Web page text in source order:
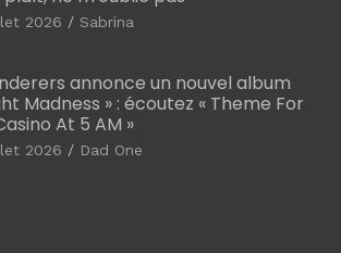
2026 Sabrina
annonce un nouvel album
Madness » : écoutez « Theme For
At 5 AM »
2026 Dad One